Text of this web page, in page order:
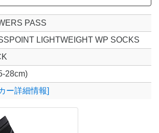
PASS
LIGHTWEIGHT WP SOCKS
28cm)
ー詳細情報]